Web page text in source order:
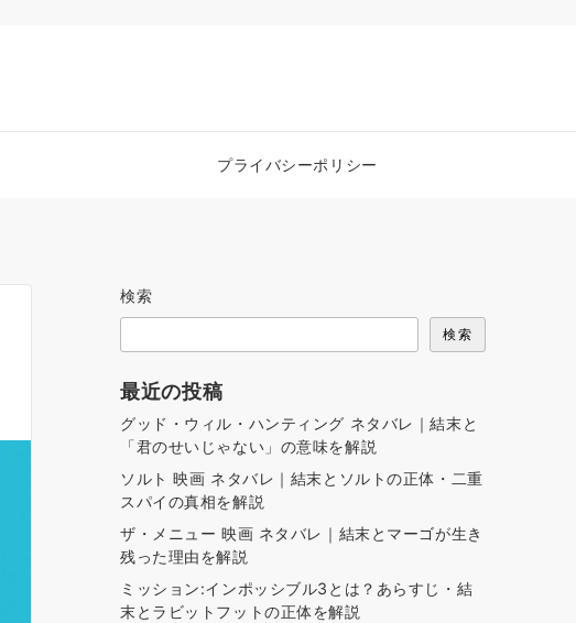
プライバシーポリシー
検索
検索
最近の投稿
グッド・ウィル・ハンティング ネタバレ｜結末と
「君のせいじゃない」の意味を解説
ソルト 映画 ネタバレ｜結末とソルトの正体・二重
スパイの真相を解説
ザ・メニュー 映画 ネタバレ｜結末とマーゴが生き
残った理由を解説
ミッション:インポッシブル3とは？あらすじ・結
末とラビットフットの正体を解説